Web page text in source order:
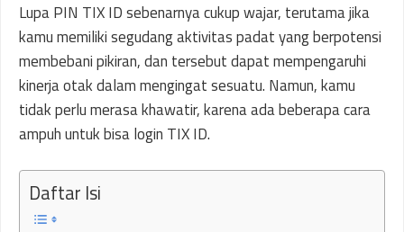
Lupa PIN TIX ID sebenarnya cukup wajar, terutama jika
kamu memiliki segudang aktivitas padat yang berpotensi
membebani pikiran, dan tersebut dapat mempengaruhi
kinerja otak dalam mengingat sesuatu. Namun, kamu
tidak perlu merasa khawatir, karena ada beberapa cara
ampuh untuk bisa login TIX ID.
Daftar Isi